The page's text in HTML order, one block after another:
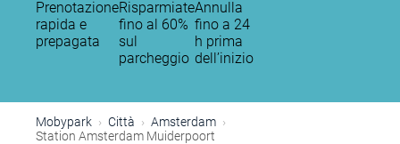
Prenotazione
rapida e
prepagata
Risparmiate
fino al 60%
sul
parcheggio
Annulla
fino a 24
h prima
dell’inizio
Mobypark Città
Amsterdam
Station Amsterdam Muiderpoort